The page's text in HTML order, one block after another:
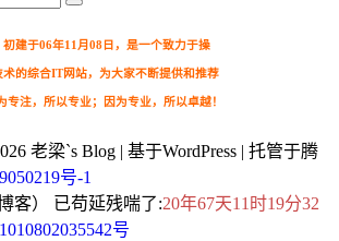
建于06年11月08日，是一个致力于操
的综合IT网站，为大家不断提供和推荐
注，所以专业；因为专业，所以卓越！
老梁`s Blog | 基于WordPress | 托管于腾
号-1
客） 已苟延残喘了:20年67天11时19分33
号